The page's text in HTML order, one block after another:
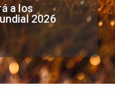
a los
2026